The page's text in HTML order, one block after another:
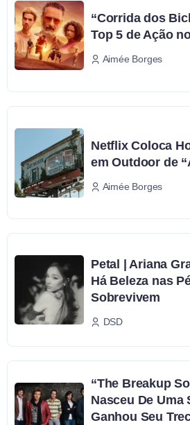
“Corrida dos
Top 5 de Ação
Aimée Borges
Netflix Coloca
em Outdoor de
Aimée Borges
Petal | Ariana
Há Beleza nas
Sobrevivem
DSD
“The Breakup
Nasceu De Uma
Ganhou Seu